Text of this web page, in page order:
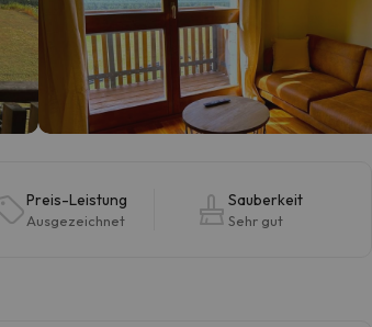
Preis-Leistung
Ausgezeichnet
Sauberkeit
Sehr gut